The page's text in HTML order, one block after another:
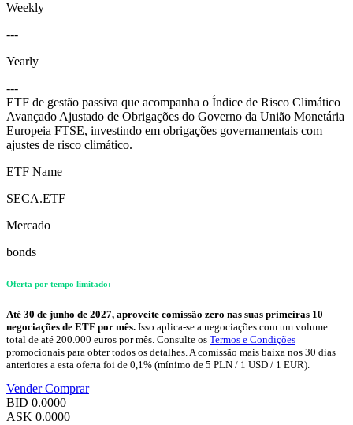
Weekly
---
Yearly
---
ETF de gestão passiva que acompanha o Índice de Risco Climático
Avançado Ajustado de Obrigações do Governo da União Monetária
Europeia FTSE, investindo em obrigações governamentais com
ajustes de risco climático.
ETF Name
SECA.ETF
Mercado
bonds
Oferta por tempo limitado:
Até 30 de junho de 2027, aproveite comissão zero nas suas primeiras 10
negociações de ETF por mês. Isso aplica-se a negociações com um volume
total de até 200.000 euros por mês. Consulte os Termos e Condições
promocionais para obter todos os detalhes. A comissão mais baixa nos 30 dias
anteriores a esta oferta foi de 0,1% (mínimo de 5 PLN / 1 USD / 1 EUR).
VenderComprar
BID 0.0000
ASK 0.0000